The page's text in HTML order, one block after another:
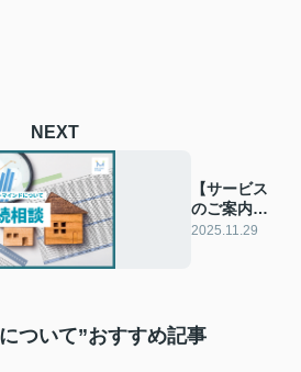
NEXT
【サービス
のご案内】
相続相談
2025.11.29
ついて”おすすめ記事